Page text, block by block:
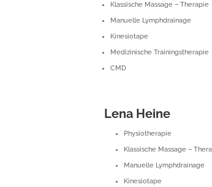
Klassische Massage – Therapie
Manuelle Lymphdrainage
Kinesiotape
Medizinische Trainingstherapie
CMD
Lena Heine
Physiotherapie
Klassische Massage –
Manuelle Lymphdrainage
Kinesiotape